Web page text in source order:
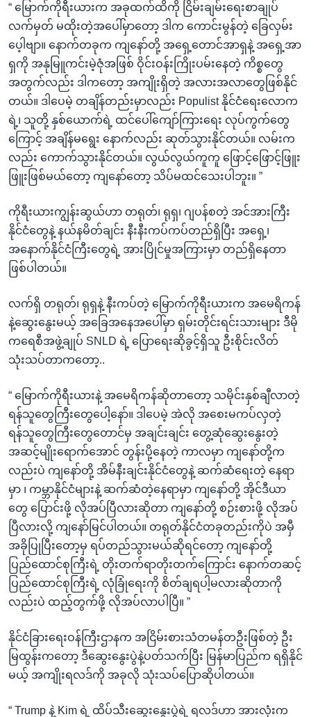
“ မြောက်ကိုရီးယားက အခုထက်ထိကို ငြိမ်းချမ်းရေးစာချုပ်
လက်မှတ် မထိုးတဲ့အပေါ်မှာတော့ ဒါက ကောင်းမွန်တဲ့ ခြေလှမ်း
ပေ့ါဗျာ။ နောက်တခုက ကျနော်တို့ အရှေ့တောင်အာရှနဲ့ အရှေ့အာ
ရှကို အနုမြူကင်းမဲ့ဇုံအဖြစ် ဝိုင်းဝန်းကြိုးပမ်းနေတဲ့ ကိစ္စတွေ
အတွက်လည်း ဒါကတော့ အကျိုးရှိတဲ့ အလားအလာတွေဖြစ်နိုင်
တယ်။ ဒါပေမဲ့ တချိန်တည်းမှာလည်း Populist နိုင်ငံရေးလောက
ရဲ့၊ သူတို့ နှစ်ယောက်ရဲ့ ထင်ပေါ်ကျော်ကြားရေး လုပ်ကွက်တွေ
ကြောင့် အချိန်မရွေး နောက်လည်း ဆုတ်သွားနိုင်တယ်။ လမ်းက
လည်း ကောက်သွားနိုင်တယ်။ လွယ်လွယ်ကူကူ ဖြောင့်ဖြောင့်ဖြူး
ဖြူးဖြစ်မယ်တော့ ကျနော်တော့ သိပ်မထင်သေးပါဘူး။ ”
ကိုရီးယားကျွန်းဆွယ်ဟာ တရုတ်၊ ရုရှ၊ ဂျပန်စတဲ့ အင်အားကြီး
နိုင်ငံတွေနဲ့ နယ်နမိတ်ချင်း နီးနီးကပ်ကပ်တည်ရှိပြီး အရှေ့၊
အနောက်နိုင်ငံကြီးတွေရဲ့ အားပြိုင်မှုအကြားမှာ တည်ရှိနေတာ
ဖြစ်ပါတယ်။
လက်ရှိ တရုတ်၊ ရုရှနဲ့ နီးကပ်တဲ့ မြောက်ကိုရီးယားက အမေရိကန်
နဲ့ဆွေးနွေးမယ့် အခြေအနေအပေါ်မှာ ရှမ်းတိုင်းရင်းသားများ ဒီမို
ကရေစီအဖွဲ့ချုပ် SNLD ရဲ့ ပြောရေးဆိုခွင့်ရှိသူ ဦးစိုင်းလိတ်
သုံးသပ်တာကတော့..
“ မြောက်ကိုရီးယားနဲ့ အမေရိကန်ဆိုတာတော့ သမိုင်းနှစ်ချီလာတဲ့
ရန်သူတွေကြီးတွေပေါ့နော်။ ဒါပေမဲ့ အဲလို အစေးမကပ်လှတဲ့
ရန်သူတွေကြီးတွေတောင်မှ အချင်းချင်း တွေ့ဆုံဆွေးနွေးတဲ့
အဆင့်မျိုးရောက်အောင် တွန်းပို့နေတဲ့ ကာလမှာ ကျနော်တို့က
လည်းပဲ ကျနော်တို့ အိမ်နီးချင်းနိုင်ငံတွေနဲ့ ဆက်ဆံရေးတဲ့ နေရာ
မှာ ၊ ကမ္ဘာနိုင်ငံများနဲ့ ဆက်ဆံတဲ့နေရာမှာ ကျနော်တို့ အိုင်ဒီယာ
တွေ ပြောင်းဖို့ လိုအပ်ပြီလားဆိုတာ ကျနော်တို့ စဉ်းစားဖို့ လိုအပ်
ပြီလားလို့ ကျနော်မြင်ပါတယ်။ တရုတ်နိုင်ငံတခုတည်းကိုပဲ အမှီ
အခိုပြုပြီးတော့မှ ရပ်တည်သွားမယ်ဆိုရင်တော့ ကျနော်တို့
ပြည်ထောင်စုကြီးရဲ့ တိုးတက်ရာတိုးတက်ကြောင်း နောက်တဆင့်
ပြည်ထောင်စုကြီးရဲ့ လုံခြုံရေးကို စိတ်ချရပါ့မလားဆိုတာကို
လည်းပဲ ထည့်တွက်ဖို့ လိုအပ်လာပါပြီ။ ”
နိုင်ငံခြားရေးဝန်ကြီးဌာနက အငြိမ်းစားသံတမန်တဦးဖြစ်တဲ့ ဦး
မြထွန်းကတော့ ဒီဆွေးနွေးပွဲနဲ့ပတ်သက်ပြီး မြန်မာပြည်က ရရှိနိုင်
မယ့် အကျိုးရလဒ်ကို အခုလို သုံးသပ်ပြောဆိုပါတယ်။
“ Trump နဲ့ Kim ရဲ့ ထိပ်သီးဆွေးနွေးပွဲရဲ့ ရလဒ်ဟာ အားလုံးက